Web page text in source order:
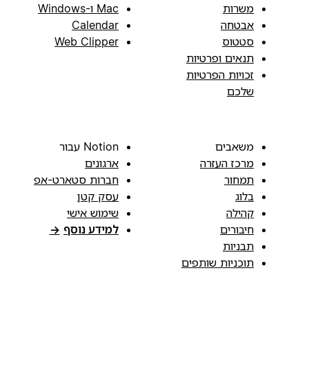
משרות
אבטחה
סטטוס
תנאים ופרטיות
זכויות הפרטיות
שלכם
Mac ו-Windows
Calendar
Web Clipper
משאבים
מרכז העזרה
תמחור
בלוג
קהילה
חיבורים
תבניות
תוכניות שותפים
Notion עבור
ארגונים
חברות סטארט-אפ
עסק קטן
שימוש אישי
למידע נוסף →